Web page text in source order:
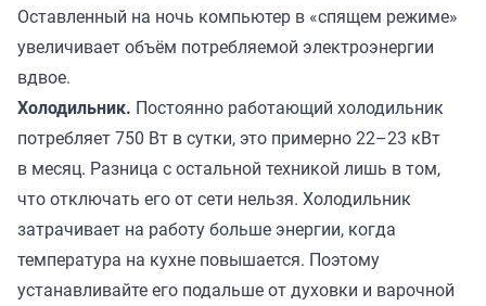
Оставленный на ночь компьютер в «спящем режиме»
увеличивает объём потребляемой электроэнергии
вдвое.
Холодильник. Постоянно работающий холодильник
потребляет 750 Вт в сутки, это примерно 22–23 кВт
в месяц. Разница с остальной техникой лишь в том,
что отключать его от сети нельзя. Холодильник
затрачивает на работу больше энергии, когда
температура на кухне повышается. Поэтому
устанавливайте его подальше от духовки и варочной